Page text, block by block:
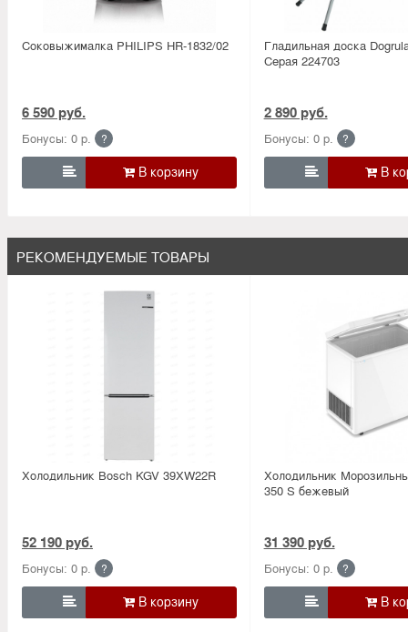
Соковыжималка PHILIPS HR-1832/02
6 590 руб.
Бонусы: 0 р. ?

Гладильная доска
Серая 224703
2 890 руб.
Бонусы: 0 р. ?

РЕКОМЕНДУЕМЫЕ ТОВАРЫ
Холодильник Bosсh KGV 39XW22R
52 190 руб.
Бонусы: 0 р. ?

Холодильник
350 S бежевый
31 390 руб.
Бонусы: 0 р. ?
